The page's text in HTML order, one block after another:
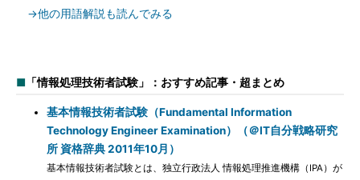
→他の用語解説も読んでみる
■ 「情報処理技術者試験」：おすすめ記事・超まとめ
基本情報技術者試験（Fundamental Information
Technology Engineer Examination）（＠IT自分戦略研究
所 資格辞典 2011年10月）
基本情報技術者試験とは、独立行政法人 情報処理推進機構（IPA）が